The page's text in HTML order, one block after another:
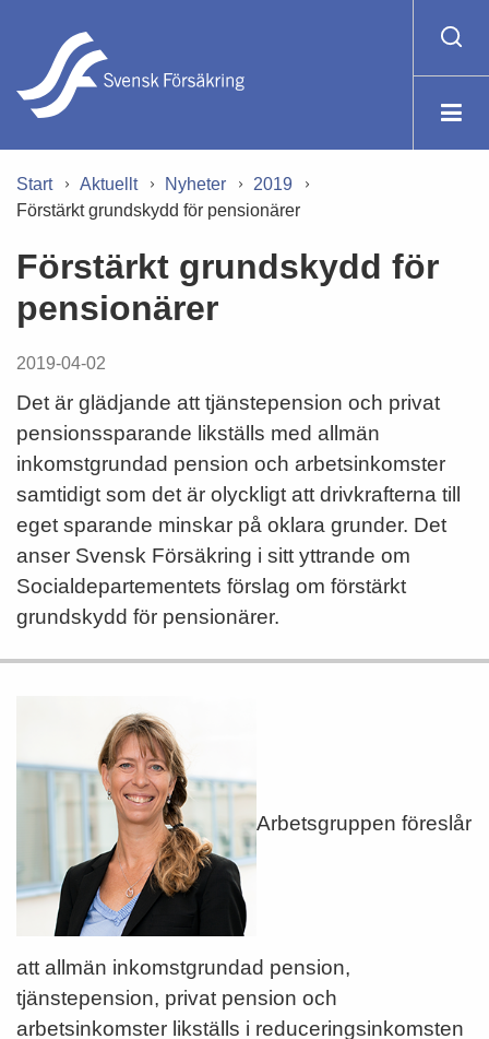
Start Aktuellt Nyheter
2019
Förstärkt grundskydd för pensionärer
Förstärkt grundskydd för
pensionärer
2019-04-02
Det är glädjande att tjänstepension och privat
pensionssparande likställs med allmän
inkomstgrundad pension och arbetsinkomster
samtidigt som det är olyckligt att drivkrafterna till
eget sparande minskar på oklara grunder. Det
anser Svensk Försäkring i sitt yttrande om
Socialdepartementets förslag om förstärkt
grundskydd för pensionärer.
Arbetsgruppen föreslår
att allmän inkomstgrundad pension,
tjänstepension, privat pension och
arbetsinkomster likställs i reduceringsinkomsten